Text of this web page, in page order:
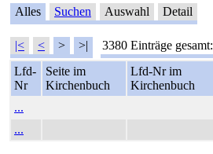
Alles Suchen Auswahl Detail
|< < > >| 3380 Einträge gesamt:
Lfd-
Nr
Seite im
Kirchenbuch
Lfd-Nr im
Kirchenbuch
...
...